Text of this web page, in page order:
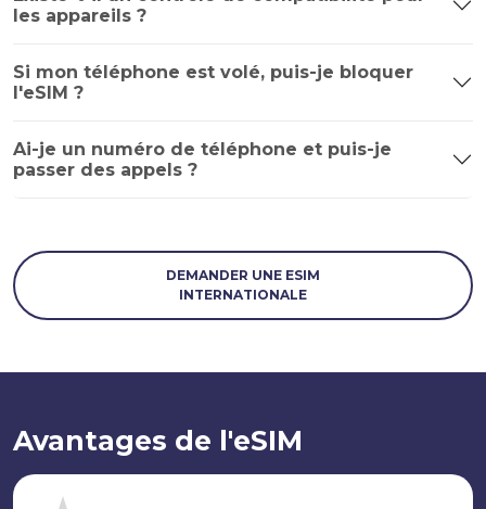
les appareils ?
Si mon téléphone est volé, puis-je bloquer
l'eSIM ?
Ai-je un numéro de téléphone et puis-je
passer des appels ?
DEMANDER UNE ESIM
INTERNATIONALE
Avantages de l'eSIM